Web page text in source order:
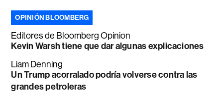
OPINIÓN BLOOMBERG
Editores de Bloomberg Opinion
Kevin Warsh tiene que dar algunas explicaciones
Liam Denning
Un Trump acorralado podría volverse contra las
grandes petroleras